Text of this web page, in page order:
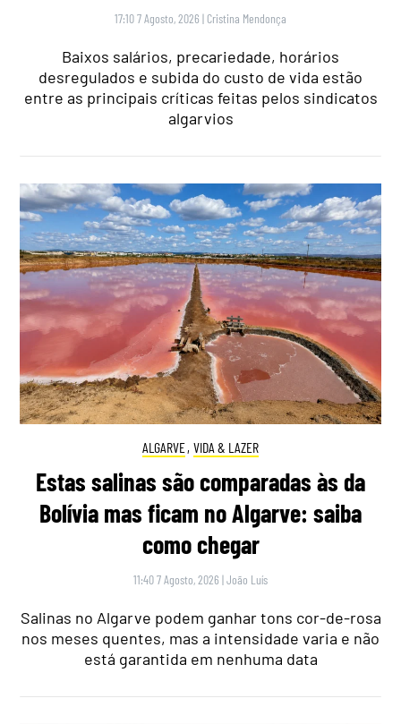
17:10 7 Agosto, 2026 | Cristina Mendonça
Baixos salários, precariedade, horários
desregulados e subida do custo de vida estão
entre as principais críticas feitas pelos sindicatos
algarvios
ALGARVE, VIDA & LAZER
Estas salinas são comparadas às da
Bolívia mas ficam no Algarve: saiba
como chegar
11:40 7 Agosto, 2026 |João Luís
Salinas no Algarve podem ganhar tons cor-de-rosa
nos meses quentes, mas a intensidade varia e não
está garantida em nenhuma data